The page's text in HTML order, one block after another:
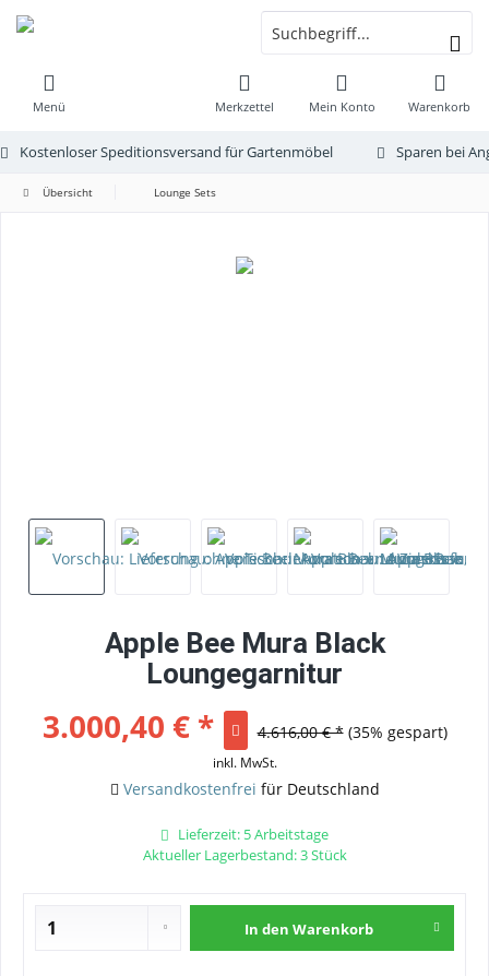
Menü Warenkorb
Merkzettel Mein Konto
Kostenloser Speditionsversand für Gartenmöbel Sparen bei
Übersicht Lounge Sets
Apple Bee Mura Black
Loungegarnitur
3.000,40 € * 4.616,00 € * (35% gespart)
inkl. MwSt.
Versandkostenfrei für Deutschland
Lieferzeit: 5 Arbeitstage
Aktueller Lagerbestand: 3 Stück
In den Warenkorb